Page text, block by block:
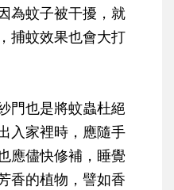
為蚊子被干擾，就
捕蚊效果也會大打
門也是將蚊蟲杜絕
入家裡時，應隨手
應儘快修補，睡覺
香的植物，譬如香